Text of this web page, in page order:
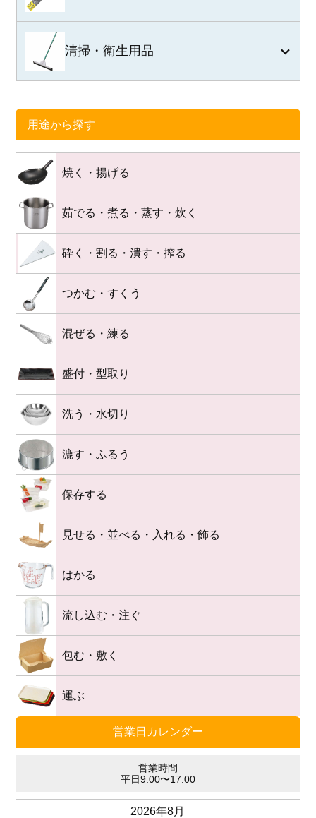
営業日カレンダー
営業時間
平日9:00〜17:00
2026年8月
清掃・衛生用品
用途から探す
焼く・揚げる
茹でる・煮る・蒸す・炊く
砕く・割る・潰す・搾る
つかむ・すくう
混ぜる・練る
盛付・型取り
洗う・水切り
漉す・ふるう
保存する
見せる・並べる・入れる・飾る
はかる
流し込む・注ぐ
包む・敷く
運ぶ